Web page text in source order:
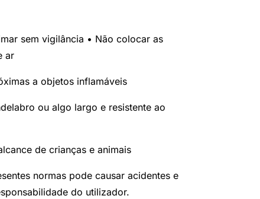
sem vigilância • Não colocar as
ar
a objetos inflamáveis
ou algo largo e resistente ao
de crianças e animais
normas pode causar acidentes e
do utilizador.